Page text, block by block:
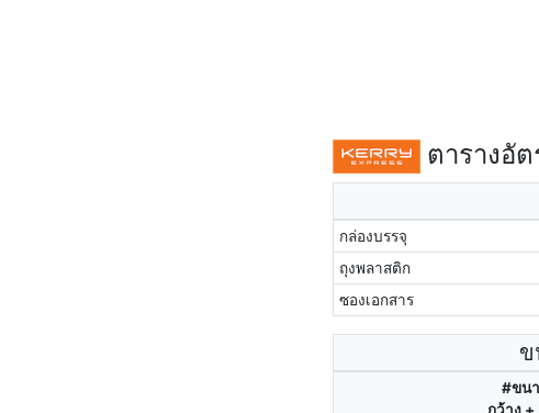
ตารางอัต
กล่องบรรจุ
ถุงพลาสติก
ซองเอกสาร
ข
#ขน